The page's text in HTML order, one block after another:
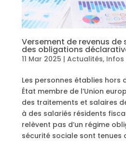
Versement de revenus de
des obligations
11 Mar 2025 | Actualités, Infos
Les personnes établies hors
État membre de l’Union
des traitements et salaires
à des salariés résidents
relèvent pas d’un régime
sécurité sociale sont tenues